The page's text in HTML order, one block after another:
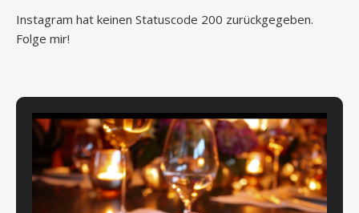
Instagram hat keinen Statuscode 200 zurückgegeben.
Folge mir!